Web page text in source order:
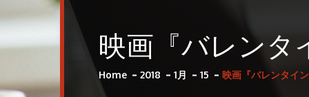
映画『バレンタ
Home 2018 1月 15 映画『バレンタイ